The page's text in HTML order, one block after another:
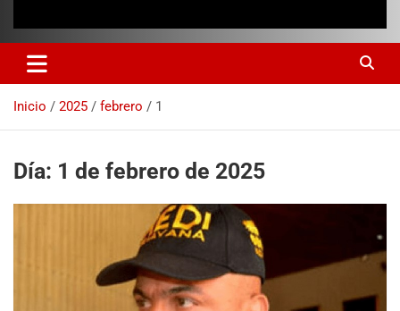
Inicio 2025 febrero 1
Día: 1 de febrero de 2025